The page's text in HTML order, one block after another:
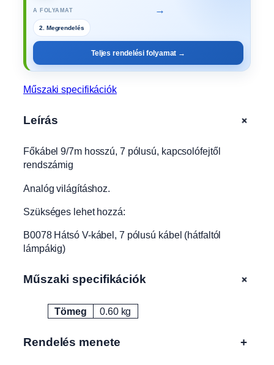
u
,
a
p
s
o
ó
f
j
t
e
A FOLYAMAT →
Teljes rendelési folyamat →
Műszaki specifikációk
Leírás +
Főkábel 9/7m hosszú, 7 pólusú, kapcsolófejtől
rendszámig
Analóg világításhoz.
Szükséges lehet hozzá:
B0078 Hátsó V-kábel, 7 pólusú kábel (hátfaltól
lámpákig)
Műszaki specifikációk +
Attribútumok Érték
Tömeg 0.60 kg
Rendelés menete +